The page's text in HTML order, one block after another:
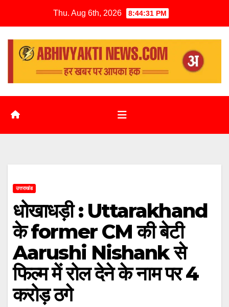
Thu. Aug 6th, 2026 8:44:32 PM
उत्तराखंड
धोखाधड़ी : Uttarakhand
के former CM की बेटी
Aarushi Nishank से
फिल्म में रोल देने के नाम पर 4
करोड़ ठगे